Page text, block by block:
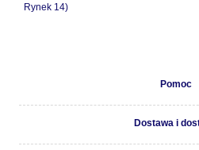
Rynek 14)
Pomoc
Dostawa i